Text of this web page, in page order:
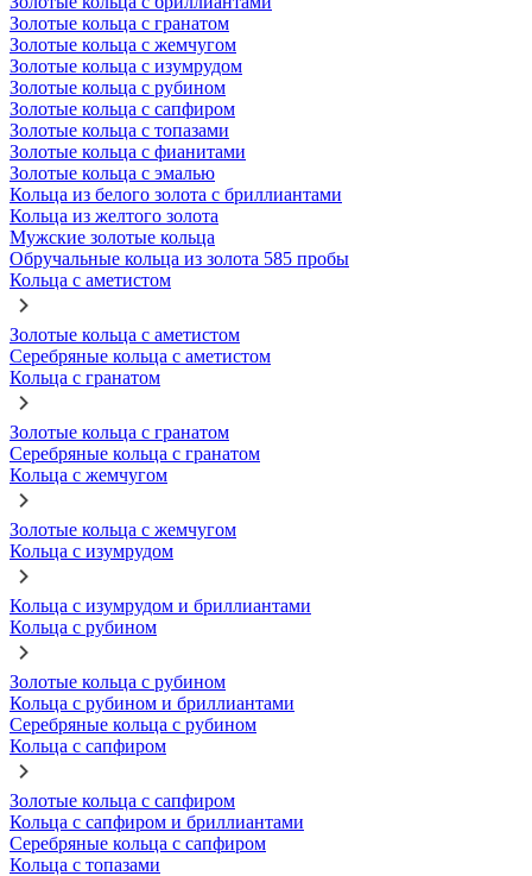
Золотые кольца с гранатом
Золотые кольца с жемчугом
Золотые кольца с изумрудом
Золотые кольца с рубином
Золотые кольца с сапфиром
Золотые кольца с топазами
Золотые кольца с фианитами
Золотые кольца с эмалью
Кольца из белого золота с бриллиантами
Кольца из желтого золота
Мужские золотые кольца
Обручальные кольца из золота 585 пробы
Кольца с аметистом
Золотые кольца с аметистом
Серебряные кольца с аметистом
Кольца с гранатом
Золотые кольца с гранатом
Серебряные кольца с гранатом
Кольца с жемчугом
Золотые кольца с жемчугом
Кольца с изумрудом
Кольца с изумрудом и бриллиантами
Кольца с рубином
Золотые кольца с рубином
Кольца с рубином и бриллиантами
Серебряные кольца с рубином
Кольца с сапфиром
Золотые кольца с сапфиром
Кольца с сапфиром и бриллиантами
Серебряные кольца с сапфиром
Кольца с топазами